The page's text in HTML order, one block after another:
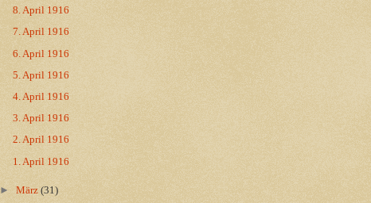
8. April 1916
7. April 1916
6. April 1916
5. April 1916
4. April 1916
3. April 1916
2. April 1916
1. April 1916
►März(31)